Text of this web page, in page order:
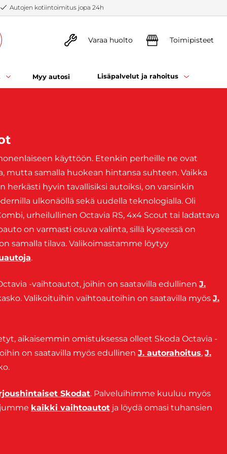
Autojen kotiintoimitus jopa 24h
Varaa huolto Toimipisteet
Myy autosi Lisäpalvelut ja rahoitus
käyttöön. Etenkin perheille ne ovat
mutta samalla huokean hintansa suhteen. Vaikka
herkästi hyvin tavallisiksi autoiksi, on varsinkin
ulkonäöllä sekä uudella teknologialla. Oli
urheilullinen Octavia RS, 4x4 Scout tai ladattava
on varmasti osuva valinta, sillä kyseessä on
samalla tilava. Valikoimastamme löytyy
.
-vaihtoautot, joihin on saatavilla edullinen J.
Valikoituihin vaihtoautoihin on saatavilla myös J.
aikaisemmin omistuksessa olleet Skoda Octavia -
on saatavilla myös edullinen J. autorahoitus, J.
Skodat. Palveluihimme kuuluu myös
kaikki vaihtoautot ja löydä omasi tuhansien